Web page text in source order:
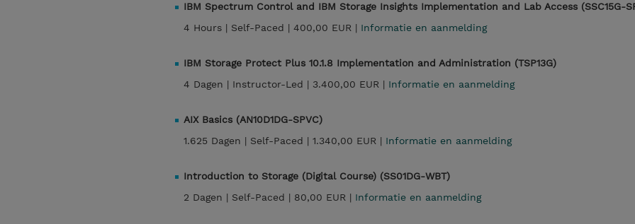
IBM Spectrum Control and IBM Storage Insights Implementation and Lab Access (SSC15G-
4 Hours | Self-Paced | 400,00 EUR | Informatie en aanmelding
IBM Storage Protect Plus 10.1.8 Implementation and Administration (TSP13G)
4 Dagen | Instructor-Led | 3.400,00 EUR | Informatie en aanmelding
AIX Basics (AN10D1DG-SPVC)
1.625 Dagen | Self-Paced | 1.340,00 EUR | Informatie en aanmelding
Introduction to Storage (Digital Course) (SS01DG-WBT)
2 Dagen | Self-Paced | 80,00 EUR | Informatie en aanmelding